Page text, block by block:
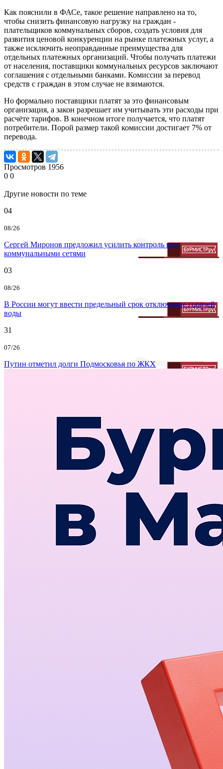
Как пояснили в ФАСе, такое решение направлено на то,
чтобы снизить финансовую нагрузку на граждан -
плательщиков коммунальных сборов, создать условия для
развития ценовой конкуренции на рынке платежных услуг, а
также исключить неоправданные преимущества для
отдельных платежных организаций. Чтобы получать платежи
от населения, поставщики коммунальных ресурсов заключают
соглашения с отдельными банками. Комиссии за перевод
средств с граждан в этом случае не взимаются.
Но формально поставщики платят за это финансовым
организация, а закон разрешает им учитывать эти расходы при
расчёте тарифов. В конечном итоге получается, что платят
потребители. Порой размер такой комиссии достигает 7% от
перевода.
Просмотров 1956
0 0
Другие новости по теме
04
08/26
Сергей Миронов предложил усилить контроль над
коммунальными сетями
03
08/26
В России могут ввести предельный срок отключение горячей
воды
31
07/26
Путин отметил долги Подмосковья по ЖКХ